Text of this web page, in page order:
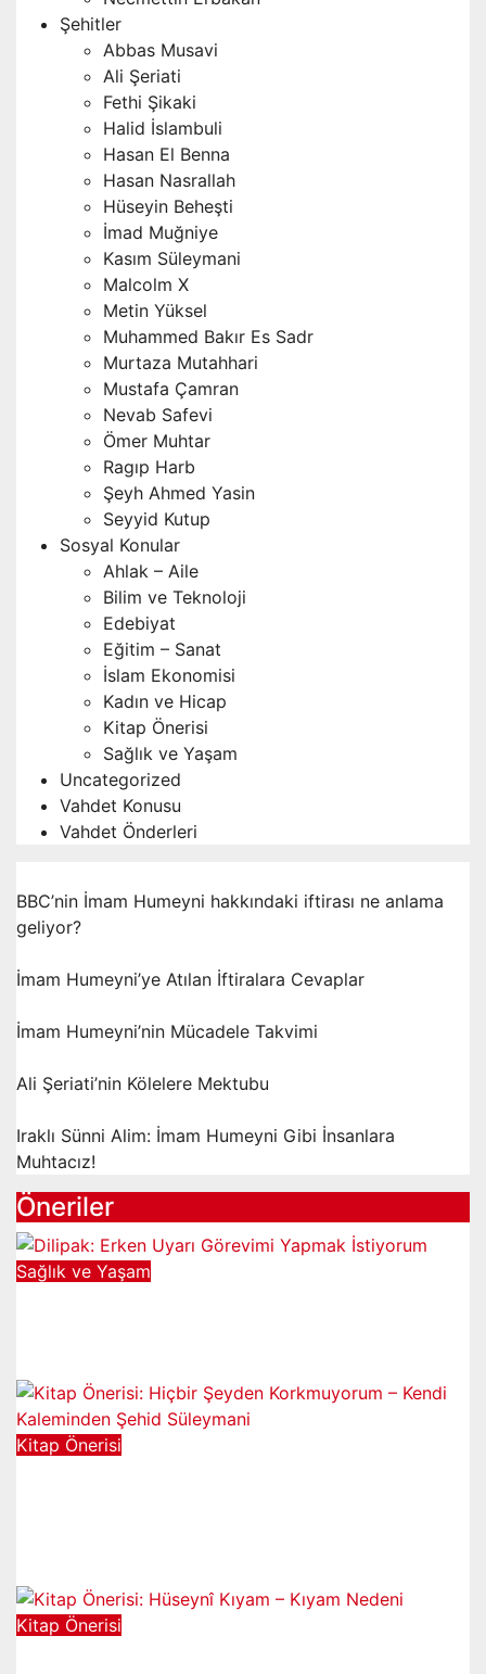
Şehitler
Abbas Musavi
Ali Şeriati
Fethi Şikaki
Halid İslambuli
Hasan El Benna
Hasan Nasrallah
Hüseyin Beheşti
İmad Muğniye
Kasım Süleymani
Malcolm X
Metin Yüksel
Muhammed Bakır Es Sadr
Murtaza Mutahhari
Mustafa Çamran
Nevab Safevi
Ömer Muhtar
Ragıp Harb
Şeyh Ahmed Yasin
Seyyid Kutup
Sosyal Konular
Ahlak – Aile
Bilim ve Teknoloji
Edebiyat
Eğitim – Sanat
İslam Ekonomisi
Kadın ve Hicap
Kitap Önerisi
Sağlık ve Yaşam
Uncategorized
Vahdet Konusu
Vahdet Önderleri
BBC’nin İmam Humeyni hakkındaki iftirası ne anlama
geliyor?
İmam Humeyni’ye Atılan İftiralara Cevaplar
İmam Humeyni’nin Mücadele Takvimi
Ali Şeriati’nin Kölelere Mektubu
Iraklı Sünni Alim: İmam Humeyni Gibi İnsanlara
Muhtacız!
Öneriler
Sağlık ve Yaşam
Kitap Önerisi
Kitap Önerisi